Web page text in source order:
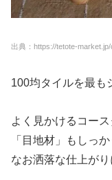
出典：https://tetote-
100均タイルを最も
よく見かけるコー
「目地材」もしっ
なお洒落な仕上がり